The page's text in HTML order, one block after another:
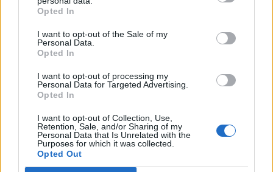
Opted In
I want to opt-out of the Sale of my
Personal Data.
Opted In
I want to opt-out of processing my
Personal Data for Targeted Advertising.
Opted In
I want to opt-out of Collection, Use,
Retention, Sale, and/or Sharing of my
Personal Data that Is Unrelated with the
Purposes for which it was collected.
Opted Out
migrene i astme, a oteraće i insekte koji mogu da
zalutaju u automobil.
Arapski jasmin djeluje smirujuće i pomaže kod
anksioznosti. Lepo se kombinuje s citrusima i